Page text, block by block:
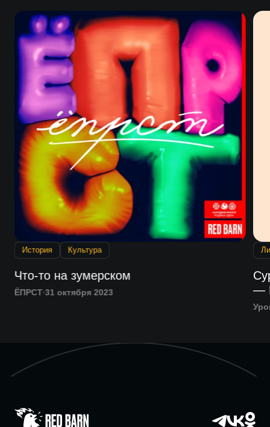
История Культура
Что-то на зумерском
ЁПРСТ 31 октября 2023
—